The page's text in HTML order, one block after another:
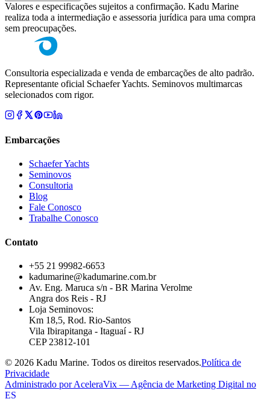
Valores e especificações sujeitos a confirmação. Kadu Marine
realiza toda a intermediação e assessoria jurídica para uma compra
sem preocupações.
Consultoria especializada e venda de embarcações de alto padrão.
Representante oficial Schaefer Yachts. Seminovos multimarcas
selecionados com rigor.
Embarcações
Schaefer Yachts
Seminovos
Consultoria
Blog
Fale Conosco
Trabalhe Conosco
Contato
+55 21 99982-6653
kadumarine@kadumarine.com.br
Av. Eng. Maruca s/n - BR Marina Verolme
Angra dos Reis - RJ
Loja Seminovos:
Km 18,5, Rod. Rio-Santos
Vila Ibirapitanga - Itaguaí - RJ
CEP 23812-101
© 2026 Kadu Marine. Todos os direitos reservados.Política de
Privacidade
Administrado porAceleraVix — Agência de Marketing Digital no
ES